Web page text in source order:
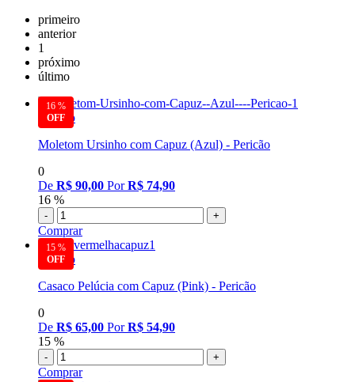
primeiro
anterior
1
próximo
último
16 %
Pericão
Moletom Ursinho com Capuz (Azul) - Pericão
0
De R$ 90,00 PorR$ 74,90
16 %
- +
Comprar
15 %
Pericão
Casaco Pelúcia com Capuz (Pink) - Pericão
0
De R$ 65,00 PorR$ 54,90
15 %
- +
Comprar